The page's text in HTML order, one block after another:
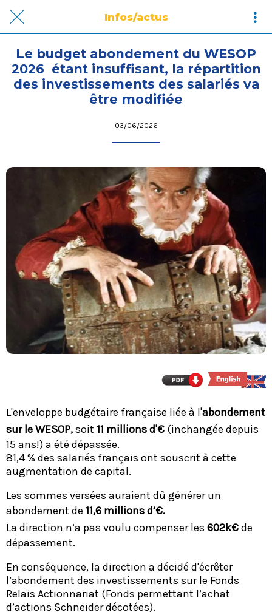
Infos/actus
Le budget abondement du WESOP
2026 étant insuffisant, la répartition
des investissements des salariés va
être modifiée
03/06/2026
L'enveloppe budgétaire française liée à l'abondement
sur le WESOP,soit 11 millions d'€ (inchangée depuis
15 ans!) a été dépassée.
81,4 % des salariés français ont souscrit à cette
augmentation de capital.
Les sommes versées auraient dû générer un
abondement de 11,6 millions d’€.
La direction n’a pas voulu compenser les 602k€de
dépassement.
En conséquence, la direction a décidé d'écrêter
l’abondement des investissements sur le Fonds
Relais Actionnariat (Fonds permettant l’achat
d’actions Schneider décotées).